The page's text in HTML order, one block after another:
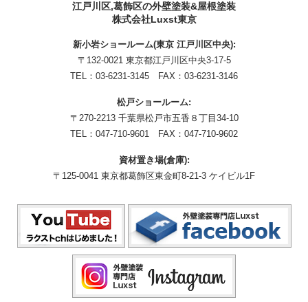
江戸川区,葛飾区の外壁塗装&屋根塗装
株式会社Luxst東京
新小岩ショールーム(東京 江戸川区中央):
〒132-0021 東京都江戸川区中央3-17-5
TEL： 03-6231-3145 FAX：03-6231-3146
松戸ショールーム:
〒270-2213 千葉県松戸市五香８丁目34-10
TEL： 047-710-9601 FAX：047-710-9602
資材置き場(倉庫):
〒125-0041 東京都葛飾区東金町8-21-3 ケイビル1F